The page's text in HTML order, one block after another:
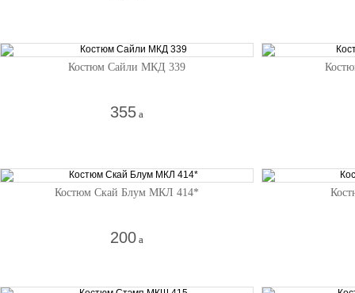
Костюм Сайли МКД 339
355 a
Костюм Скай Блум МКЛ 414*
200 a